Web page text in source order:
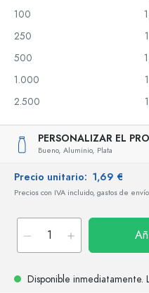
100
250
500
1.000
2.500
PERSONALIZAR EL
Bueno, Aluminio, Plata
Precio unitario: 1,69 €
Precios con IVA incluido, gastos de
Disponible inmediatamente.